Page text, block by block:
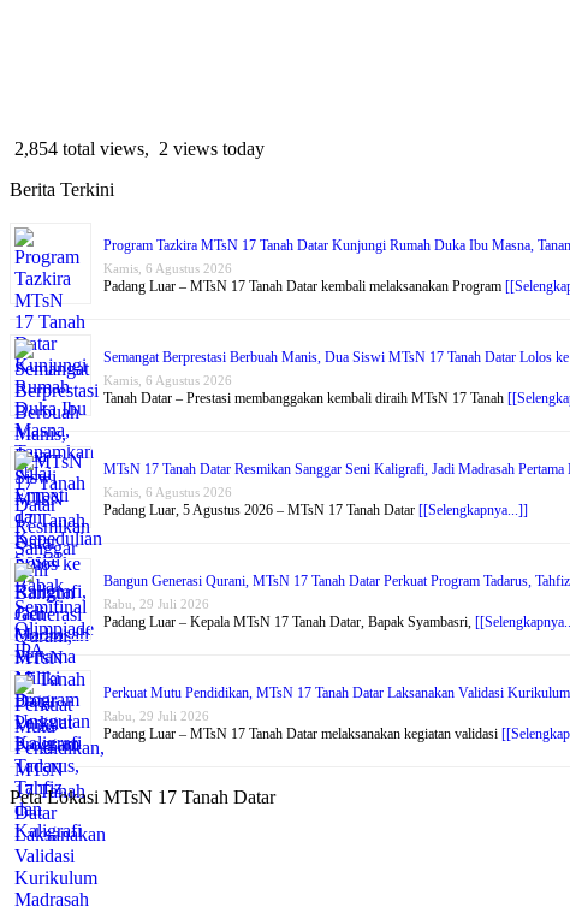
2,854 total views, 2 views today
Berita Terkini
Program Tazkira MTsN 17 Tanah Datar Kunjungi Rumah Duka Ibu Masna,
Kamis, 6 Agustus 2026
Padang Luar – MTsN 17 Tanah Datar kembali melaksanakan Program
Semangat Berprestasi Berbuah Manis, Dua Siswi MTsN 17 Tanah Datar Lolos
Kamis, 6 Agustus 2026
Tanah Datar – Prestasi membanggakan kembali diraih MTsN 17 Tanah
MTsN 17 Tanah Datar Resmikan Sanggar Seni Kaligrafi, Jadi Madrasah
Kamis, 6 Agustus 2026
Padang Luar, 5 Agustus 2026 – MTsN 17 Tanah Datar [[Selengkapnya...]]
Bangun Generasi Qurani, MTsN 17 Tanah Datar Perkuat Program Tadarus,
Rabu, 29 Juli 2026
Padang Luar – Kepala MTsN 17 Tanah Datar, Bapak Syambasri,
Perkuat Mutu Pendidikan, MTsN 17 Tanah Datar Laksanakan Validasi
Rabu, 29 Juli 2026
Padang Luar – MTsN 17 Tanah Datar melaksanakan kegiatan validasi
Peta Lokasi MTsN 17 Tanah Datar